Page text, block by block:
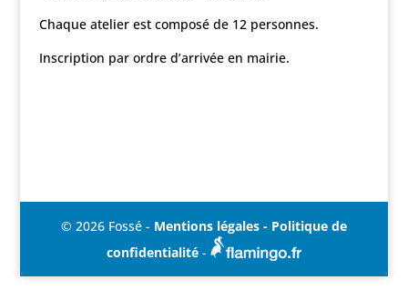
Chaque atelier est composé de 12 personnes.
Inscription par ordre d’arrivée en mairie.
© 2026 Fossé - Mentions légales - Politique de
confidentialité -